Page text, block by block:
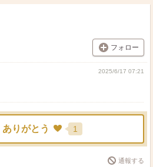
フォロー
2025/6/17 07:21
ありがとう 1
通報する